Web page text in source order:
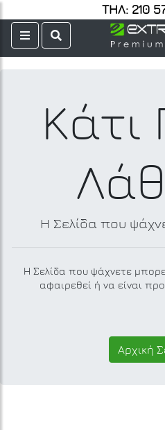
ΤΗΛ: 210
Κάτι
Η Σελίδα που
Η Σελίδα που ψάχνετε
αφαιρεθεί ή να είναι
Αρχική